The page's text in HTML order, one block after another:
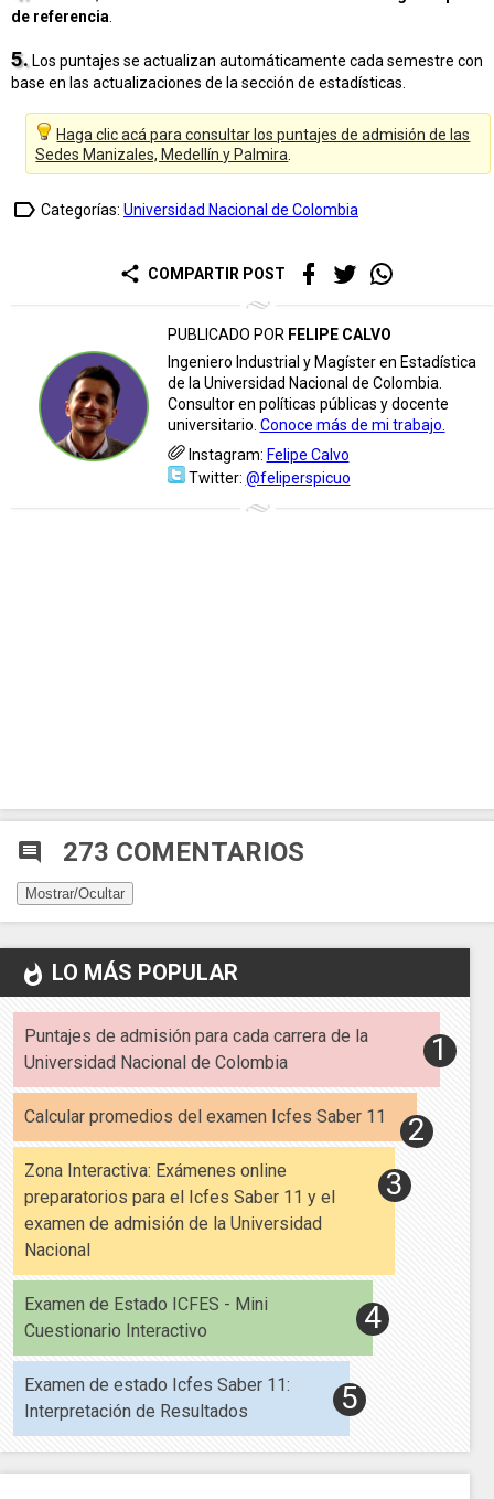
de referencia
5. Los puntajes se actualizan automáticamente cada semestre con
base en las actualizaciones de la sección de estadísticas.
Haga clic acá para consultar los puntajes de admisión de las
Sedes Manizales, Medellín y Palmira
label_outline Categorías: Universidad Nacional de Colombia
share COMPARTIR POST
PUBLICADO POR FELIPE CALVO
Ingeniero Industrial y Magíster en Estadística
de la Universidad Nacional de Colombia.
Consultor en políticas públicas y docente
universitario. Conoce más de mi trabajo.
Instagram: Felipe Calvo
Twitter: @feliperspicuo
comment 273 COMENTARIOS
Mostrar/Ocultar
whatshot LO MÁS POPULAR
Puntajes de admisión para cada carrera de la
Universidad Nacional de Colombia
Calcular promedios del examen Icfes Saber 11
Zona Interactiva: Exámenes online
preparatorios para el Icfes Saber 11 y el
examen de admisión de la Universidad
Nacional
Examen de Estado ICFES - Mini
Cuestionario Interactivo
Examen de estado Icfes Saber 11:
Interpretación de Resultados